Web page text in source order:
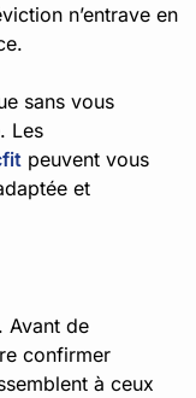
n’entrave en
sans vous
Les
peuvent vous
et
. Avant de
confirmer
à ceux